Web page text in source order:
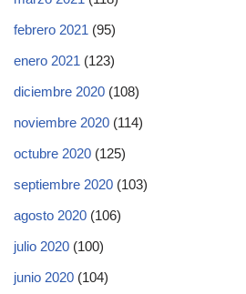
febrero 2021 (95)
enero 2021 (123)
diciembre 2020 (108)
noviembre 2020 (114)
octubre 2020 (125)
septiembre 2020 (103)
agosto 2020 (106)
julio 2020 (100)
junio 2020 (104)